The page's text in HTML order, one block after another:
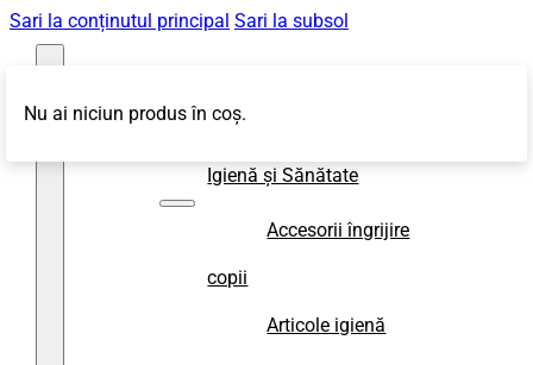
Sari la conținutul principal Sari la subsol
Igienă și Sănătate
Accesorii îngrijire
copii
Articole igienă
Nu ai niciun produs în coș.